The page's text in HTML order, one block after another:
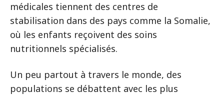
médicales tiennent des centres de
stabilisation dans des pays comme la Somalie,
où les enfants reçoivent des soins
nutritionnels spécialisés.
Un peu partout à travers le monde, des
populations se débattent avec les plus